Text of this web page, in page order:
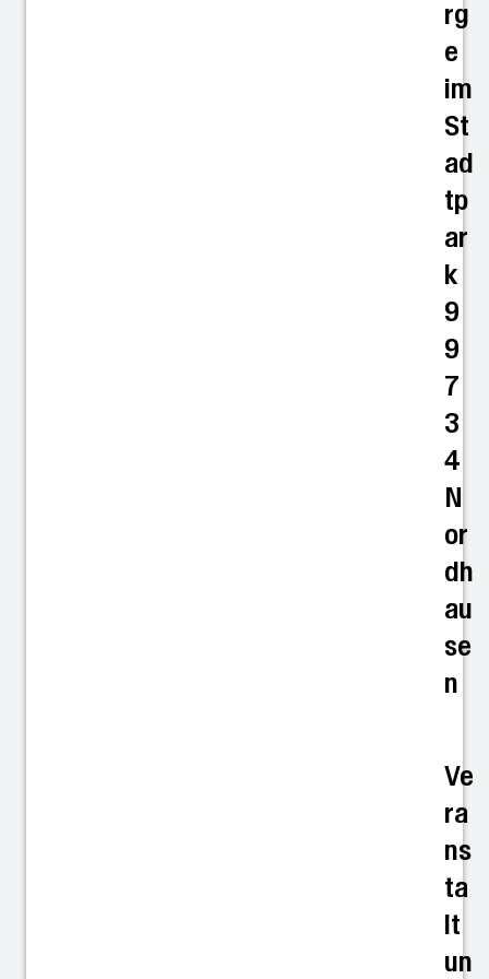
rg
e
im
St
ad
tp
ar
k
9
9
7
3
4
N
or
dh
au
se
n
Ve
ra
ns
ta
lt
un